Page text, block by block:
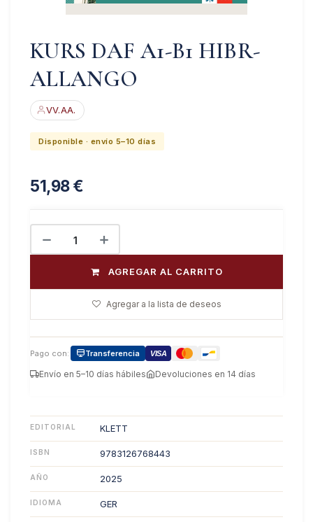
KURS DAF A1-B1 HIBR-
ALLANGO
VV.AA.
Disponible · envío 5–10 días
51,98€
AGREGAR AL CARRITO
Agregar a la lista de deseos
Pago con: Transferencia VISA
Envío en 5–10 días hábiles Devoluciones en 14 días
EDITORIAL KLETT
ISBN 9783126768443
AÑO 2025
IDIOMA GER